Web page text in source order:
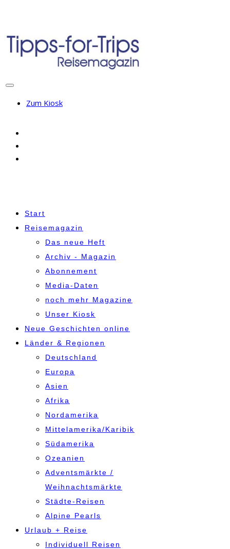
Zum Kiosk
Start
Reisemagazin
Das neue Heft
Archiv - Magazin
Abonnement
Media-Daten
noch mehr Magazine
Unser Kiosk
Neue Geschichten online
Länder & Regionen
Deutschland
Europa
Asien
Afrika
Nordamerika
Mittelamerika/Karibik
Südamerika
Ozeanien
Adventsmärkte /
Weihnachtsmärkte
Städte-Reisen
Alpine Pearls
Urlaub + Reise
Individuell Reisen